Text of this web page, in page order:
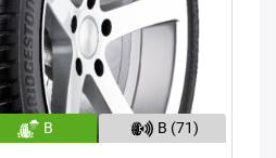
B B (71)